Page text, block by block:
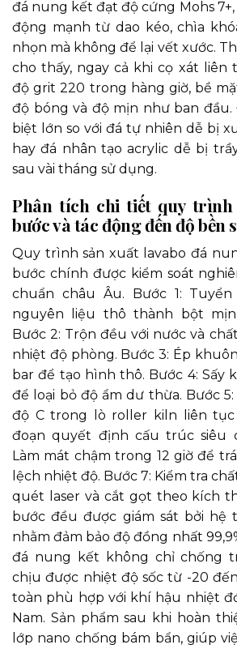
đá nung kết đạt độ cứng Mohs
động mạnh từ dao kéo, chìa
nhọn mà không để lại vết xước.
cho thấy, ngay cả khi cọ xát liên
độ grit 220 trong hàng giờ, bề
độ bóng và độ mịn như ban đầu.
biệt lớn so với đá tự nhiên dễ bị
hay đá nhân tạo acrylic dễ bị
sau vài tháng sử dụng.
Phân tích chi tiết quy
bước và tác động đến độ bền
Quy trình sản xuất lavabo đá
bước chính được kiểm soát
chuẩn châu Âu. Bước 1:
nguyên liệu thô thành bột mịn
Bước 2: Trộn đều với nước và
nhiệt độ phòng. Bước 3: Ép
bar để tạo hình thô. Bước 4: Sấy
để loại bỏ độ ẩm dư thừa. Bước
độ C trong lò roller kiln liên tục
đoạn quyết định cấu trúc siêu
Làm mát chậm trong 12 giờ để
lệch nhiệt độ. Bước 7: Kiểm tra
quét laser và cắt gọt theo kích
bước đều được giám sát bởi hệ
nhằm đảm bảo độ đồng nhất
đá nung kết không chỉ chống
chịu được nhiệt độ sốc từ -20
toàn phù hợp với khí hậu nhiệt
Nam. Sản phẩm sau khi hoàn
lớp nano chống bám bẩn, giúp